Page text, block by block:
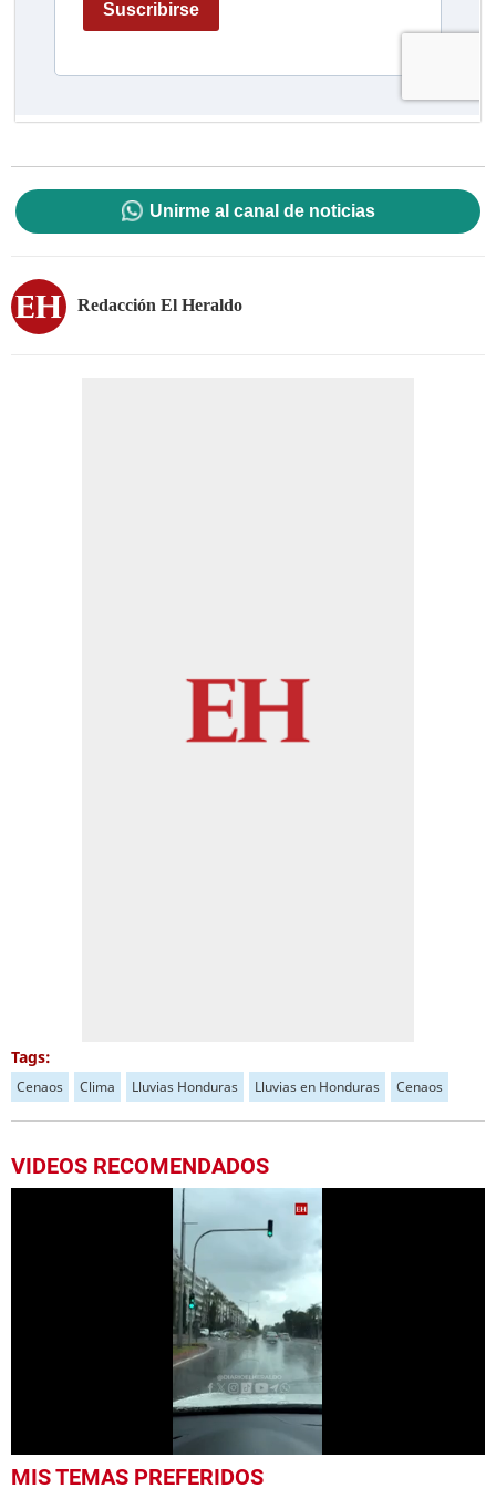
Unirme al canal de noticias
Redacción El Heraldo
Tags:
Cenaos Clima Lluvias Honduras Lluvias en Honduras Cenaos
VIDEOS RECOMENDADOS
seconds
MIS TEMAS PREFERIDOS